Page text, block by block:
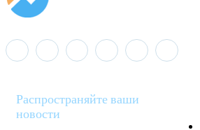
Распространяйте ваши
новости